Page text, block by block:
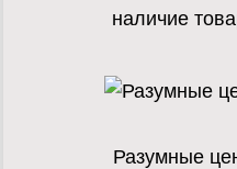
наличие
Разумные